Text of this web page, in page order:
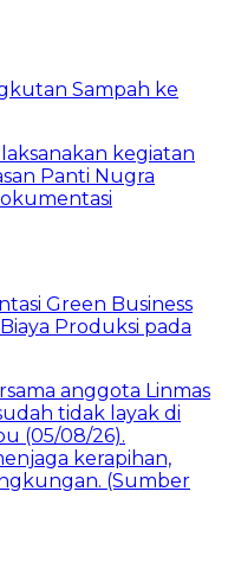
Sampah ke
Green Business
Produksi pada